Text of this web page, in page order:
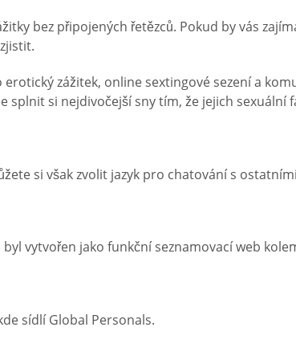
bez připojených řetězců. Pokud by vás
erotický zážitek, online sextingové sezení a
si nejdivočejší sny tím, že jejich sexuální
si však zvolit jazyk pro chatování s
vytvořen jako funkční seznamovací web
sídlí Global Personals.